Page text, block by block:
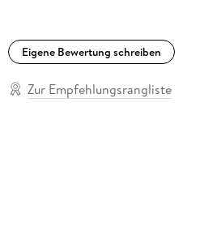
Eigene Bewertung schreiben
Zur Empfehlungsrangliste